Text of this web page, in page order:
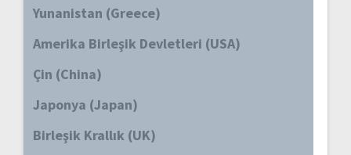
Yunanistan (Greece)
Amerika Birleşik Devletleri (USA)
Çin (China)
Japonya (Japan)
Birleşik Krallık (UK)